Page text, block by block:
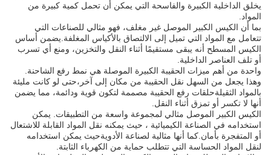
يخلق الداخلية الكبيرة والفاسحة التي يمكن أن تحمل كمية كبيرة من
المواد.
بما أن الكيس الكبير الموصل غير مغلف، فهو مثالي للصناعات التي
تتعامل مع المواد التي تميل إلى الالتصاق بالأكياس المغلفة.يضمن أساس
الكيس المسطح أنه يبقى مستقيمًا أثناء النقل والتخزين، ومنع أي تسرب
أو تلف العناصر الداخلية.
واحدة من أهم ميزات الحقيبة الكبيرة الموصلة هي نمط رفع الشاحنة.
وهذا يجعل من السهل نقل الحقيبة من مكان إلى آخر،حتى لو كانت مليئة
بالمواد الثقيلةحلقات رفع الحقيبة مصممة لتكون قوية ودائمة، مما يضمن
أنها لا تكسر أو تمزق أثناء النقل.
الكيس الكبير الموصل مثالي لمجموعة واسعة من التطبيقات. يمكن
استخدامه في الصناعة الكيميائية ، حيث يمكنه نقل المواد القابلة للاشتعال
أو المتفجرة بأمان.كما أنها مثالية لصناعة الأدويةحيث يمكن استخدامه
لنقل المواد الحساسة التي تتطلب حماية من الكهرباء الثابتة.